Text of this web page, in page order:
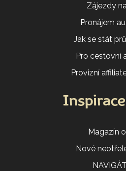
Zájezdy
Pronájem
Jak se stát
Pro cestovní
Provizní
Magazín
Nové